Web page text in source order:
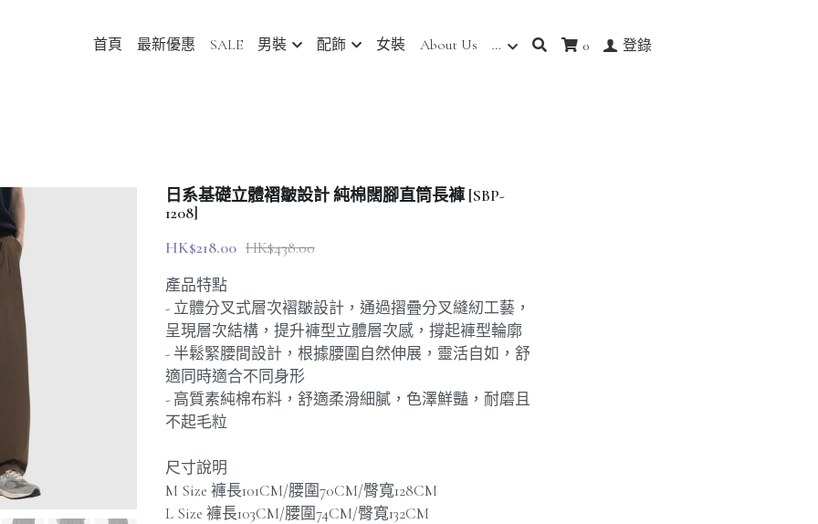
首頁 最新優惠 SALE 男裝 配飾 女裝 About Us … 0 登錄
日系基礎立體褶皺設計 純棉闊腳直筒長褲 [SBP-
1208]
HK$218.00 HK$438.00
產品特點
- 立體分叉式層次褶皺設計，通過摺疊分叉縫紉工藝，
呈現層次結構，提升褲型立體層次感，撐起褲型輪廓
- 半鬆緊腰間設計，根據腰圍自然伸展，靈活自如，舒
適同時適合不同身形
- 高質素純棉布料，舒適柔滑細膩，色澤鮮豔，耐磨且
不起毛粒
尺寸說明
M Size 褲長101CM/腰圍70CM/臀寬128CM
L Size 褲長103CM/腰圍74CM/臀寬132CM